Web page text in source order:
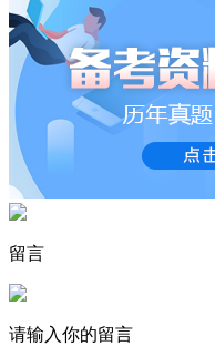
留言
请输入你的留言